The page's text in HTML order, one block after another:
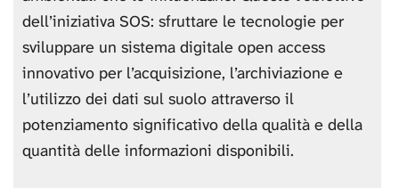
dell’iniziativa SOS: sfruttare le tecnologie per
sviluppare un sistema digitale open access
innovativo per l’acquisizione, l’archiviazione e
l’utilizzo dei dati sul suolo attraverso il
potenziamento significativo della qualità e della
quantità delle informazioni disponibili.